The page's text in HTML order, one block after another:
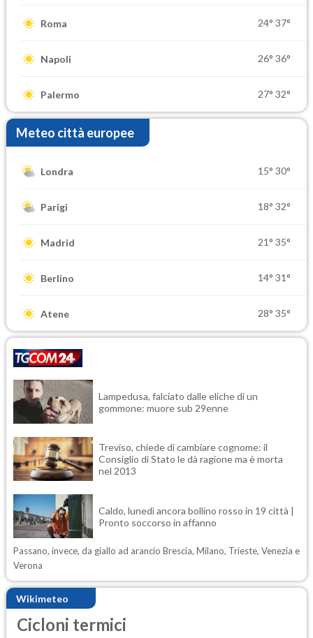
Roma 24° 37°
Napoli 26° 36°
Palermo 27° 32°
Meteo città europee
Londra 15° 30°
Parigi 18° 32°
Madrid 21° 35°
Berlino 14° 31°
Atene 28° 35°
Lampedusa, falciato dalle eliche di un
gommone: muore sub 29enne
Treviso, chiede di cambiare cognome: il
Consiglio di Stato le dà ragione ma è morta
nel 2013
Caldo, lunedì ancora bollino rosso in 19 città |
Pronto soccorso in affanno
Passano, invece, da giallo ad arancio Brescia, Milano, Trieste, Venezia e
Verona
Wikimeteo
Cicloni termici